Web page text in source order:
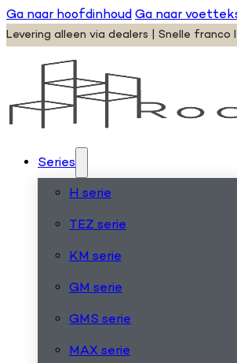
Ga naar hoofdinhoudGa naar
Levering alleen via dealers | Snelle
Series
H serie
TEZ serie
KM serie
GM serie
GMS serie
MAX serie